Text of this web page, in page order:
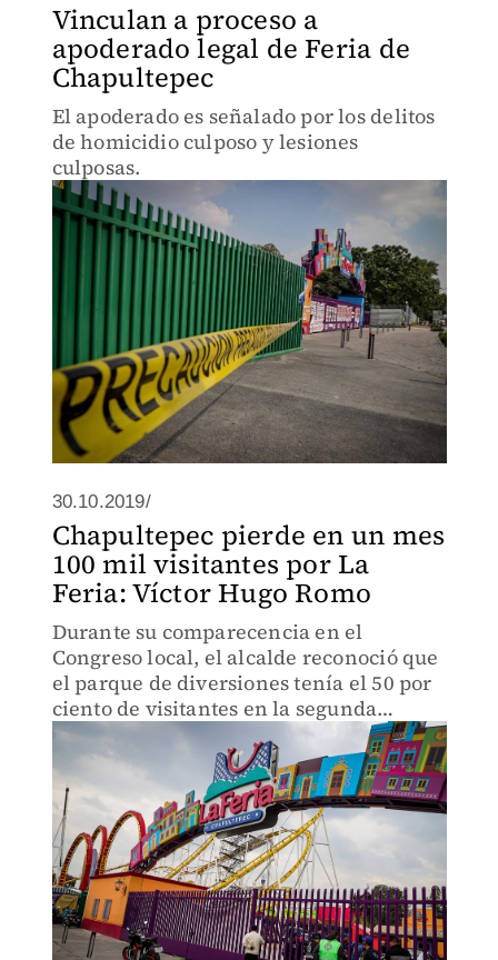
Vinculan a proceso a
apoderado legal de Feria de
Chapultepec
El apoderado es señalado por los delitos
de homicidio culposo y lesiones
culposas.
30.10.2019/
Chapultepec pierde en un mes
100 mil visitantes por La
Feria: Víctor Hugo Romo
Durante su comparecencia en el
Congreso local, el alcalde reconoció que
el parque de diversiones tenía el 50 por
ciento de visitantes en la segunda
sección, por lo que urgió lanzar la
licitación.